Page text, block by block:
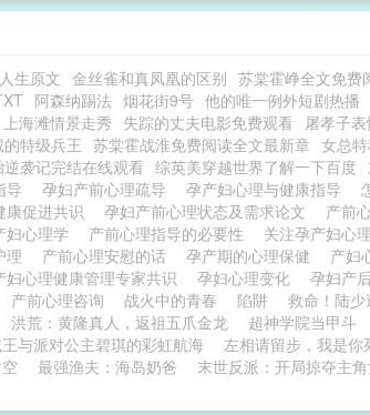
生原文 金丝雀和真凤凰的区别 苏棠霍峥全文免费
阿森纳踢法 烟花街9号 他的唯一例外短剧热播
上海滩情景走秀 失踪的丈夫电影免费观看 屠孝子
特级兵王 苏棠霍战淮免费阅读全文最新章 女总
逆袭记完结在线观看 综英美穿越世界了解一下百度
导 孕妇产前心理疏导 孕产妇心理与健康指导
康促进共识 孕妇产前心理状态及需求论文 产前
妇心理学 产前心理指导的必要性 关注孕产妇心
理 产前心理安慰的话 孕产期的心理保健 产妇
妇心理健康管理专家共识 孕妇心理变化 孕妇产
产前心理咨询 战火中的青春 陷阱 救命！陆
洪荒：黄隆真人，返祖五爪金龙 超神学院当甲斗
与派对公主碧琪的彩虹航海 左相请留步，我是你
最强渔夫：海岛奶爸 末世反派：开局掠夺主